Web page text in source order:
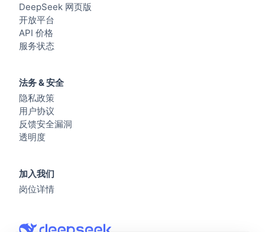
DeepSeek 网页版
开放平台
API 价格
服务状态
法务 & 安全
隐私政策
用户协议
反馈安全漏洞
透明度
加入我们
岗位详情